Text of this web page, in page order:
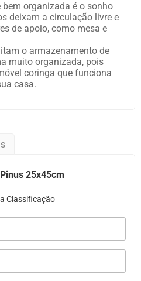
organizada é o sonho
deixam a circulação livre e
de apoio, como mesa e
o armazenamento de
muito organizada, pois
coringa que funciona
casa.
25x45cm
Classificação